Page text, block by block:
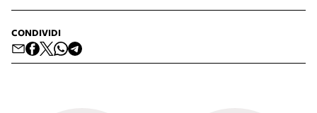
CONDIVIDI